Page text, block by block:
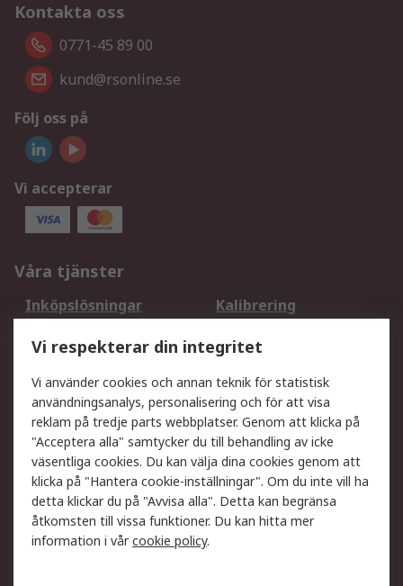
Kontakta oss
0771-45 89 00
kund@rsonline.se
Följ oss på
Vi accepterar
Våra tjänster
Inköpslösningar
Kalibrering
DesignSpark
Teknisk Support
Ditt lokala säljteam
Exportlösningar
Support
Få hjälp
Retur av varor
Leverans
Spåra din order
Begär en fakturakopi
Fördelar med RS-konto
Betalningsalternativ
Vi respekterar din integritet
Vi använder cookies och annan teknik för statistisk
användningsanalys, personalisering och för att visa
reklam på tredje parts webbplatser. Genom att klicka på
"Acceptera alla" samtycker du till behandling av icke
väsentliga cookies. Du kan välja dina cookies genom att
klicka på "Hantera cookie-inställningar". Om du inte vill ha
detta klickar du på "Avvisa alla". Detta kan begränsa
åtkomsten till vissa funktioner. Du kan hitta mer
information i vårcookie policy.